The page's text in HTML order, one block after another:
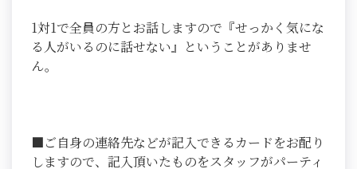
1対1で全員の方とお話しますので『せっかく気にな
る人がいるのに話せない』ということがありませ
ん。
■ご自身の連絡先などが記入できるカードをお配り
しますので、記入頂いたものをスタッフがパーティ